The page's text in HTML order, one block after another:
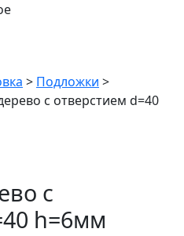
> Подложки >
с отверстием d=40
с
h=6мм